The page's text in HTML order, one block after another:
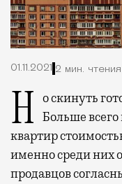
01.11.2021 2 мин. чтения
Но скинуть
Больше всего
квартир
именно среди них
продавцов